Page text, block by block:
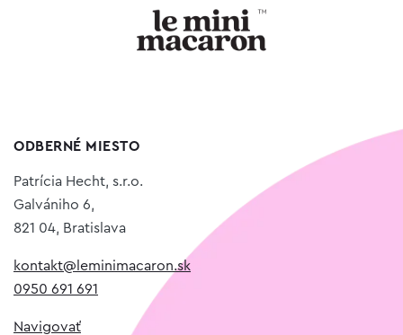
ODBERNÉ MIESTO
Patrícia Hecht, s.r.o.
Galvániho 6,
821 04, Bratislava
kontakt@leminimacaron.sk
0950 691 691
Navigovať